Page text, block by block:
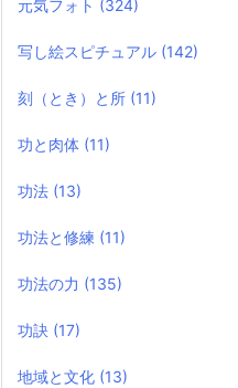
元気フォト (324)
写し絵スピチュアル (142)
刻（とき）と所 (11)
功と肉体 (11)
功法 (13)
功法と修練 (11)
功法の力 (135)
功訣 (17)
地域と文化 (13)